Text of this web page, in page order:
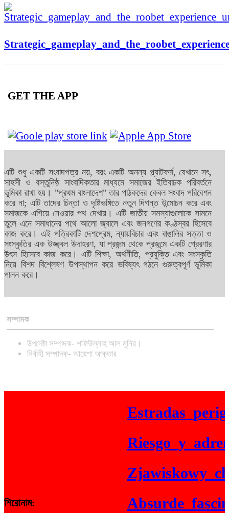
GET THE APP
এটি শুধু একটি সংবাদপত্র নয়, বরং একটি অনন্য প্ল্যাটফর্ম, যেখানে সৎ,
সাহসী ও বস্তুনিষ্ঠ সাংবাদিকতার মাধ্যমে সমাজের ইতিবাচক পরিবর্তনে
ভূমিকা রাখা হয়। "প্রথম বাংলাদেশ" তার পাঠকদের কেবল সংবাদ পরিবেশন
করে না; এটি তাদের চিন্তা ও দৃষ্টিভঙ্গিতে নতুন দিগন্ত উন্মোচন করে এবং
সমাজকে এগিয়ে নেওয়ার পথ দেখায়। এটি জাতীয় সমস্যাগুলোকে সামনে
তুলে এনে সমাধানের পথে আলো জ্বালে এবং জনগণের কণ্ঠস্বর হিসেবে
কাজ করে। এই পত্রিকাটি দেশপ্রেম, ন্যায়বিচার এবং বাঙালির সত্তা ও
সংস্কৃতির এক উজ্জ্বল উদাহরণ, যা প্রজন্ম থেকে প্রজন্মে একটি প্রেরণার
উৎস হিসেবে কাজ করে। এটি শিক্ষা, অর্থনীতি, প্রযুক্তি এবং সংস্কৃতি
নিয়ে বিশদ বিশ্লেষণ উপস্থাপন করে ভবিষ্যৎ গঠনে গুরুত্বপূর্ণ ভূমিকা
পালন করে।
সম্পাদক
উপদেষ্টা সম্পাদক- শফিউল্লাহ আল মুনির।
নির্বাহী সম্পাদক- আয়েশা আক্তার
শিরোনাম: